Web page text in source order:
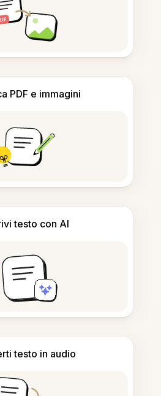
PDF e immagini
testo con AI
testo in audio